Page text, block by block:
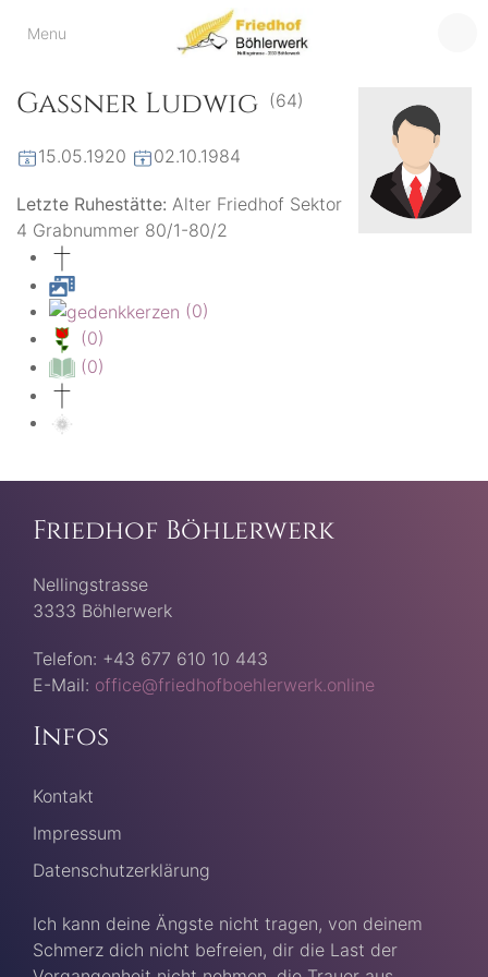
Menu
Friedhof
der virtuelle Friedhof
Gassner Ludwig (64)
15.05.1920 02.10.1984
Letzte Ruhestätte: Alter Friedhof Sektor
4 Grabnummer 80/1-80/2
(0)
(0)
(0)
Friedhof Böhlerwerk
Nellingstrasse
3333 Böhlerwerk
Telefon: +43 677 610 10 443
E-Mail: office@friedhofboehlerwerk.online
Infos
Kontakt
Impressum
Datenschutzerklärung
Ich kann deine Ängste nicht tragen, von deinem
Schmerz dich nicht befreien, dir die Last der